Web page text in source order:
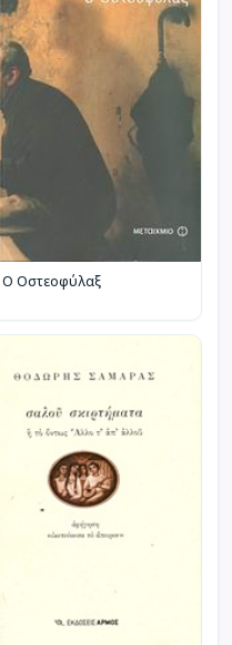
Ο Οστεοφύλαξ